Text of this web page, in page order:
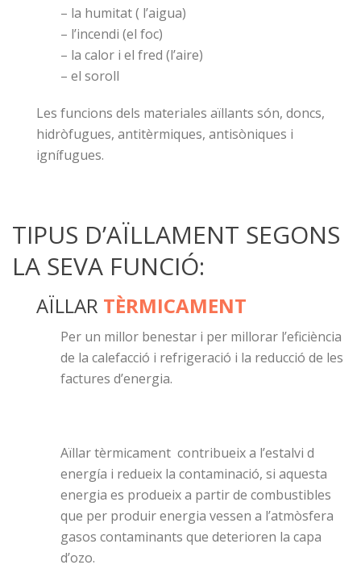
– la humitat ( l’aigua)
– l’incendi (el foc)
– la calor i el fred (l’aire)
– el soroll
Les funcions dels materiales aïllants són, doncs,
hidròfugues, antitèrmiques, antisòniques i
ignífugues.
TIPUS D’AÏLLAMENT SEGONS
LA SEVA FUNCIÓ:
AÏLLAR TÈRMICAMENT
Per un millor benestar i per millorar l’eficiència
de la calefacció i refrigeració i la reducció de les
factures d’energia.
Aïllar tèrmicament contribueix a l’estalvi d
energía i redueix la contaminació, si aquesta
energia es produeix a partir de combustibles
que per produir energia vessen a l’atmòsfera
gasos contaminants que deterioren la capa
d’ozo.